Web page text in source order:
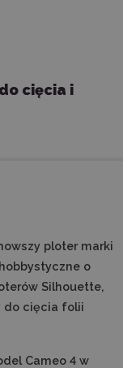
cięcia i
ploter marki
o
Silhouette,
do cięcia folii
Cameo 4 w